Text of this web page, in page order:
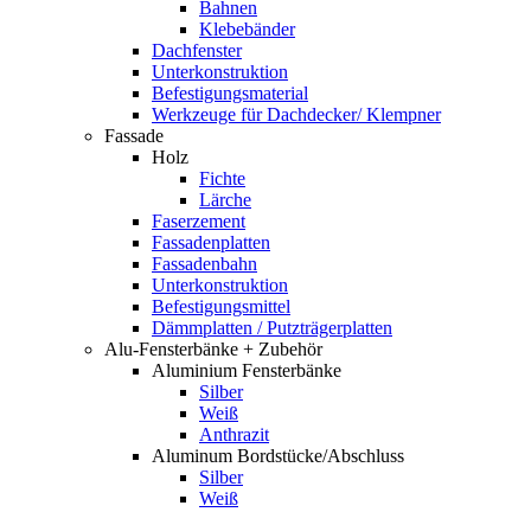
Bahnen
Klebebänder
Dachfenster
Unterkonstruktion
Befestigungsmaterial
Werkzeuge für Dachdecker/ Klempner
Fassade
Holz
Fichte
Lärche
Faserzement
Fassadenplatten
Fassadenbahn
Unterkonstruktion
Befestigungsmittel
Dämmplatten / Putzträgerplatten
Alu-Fensterbänke + Zubehör
Aluminium Fensterbänke
Silber
Weiß
Anthrazit
Aluminum Bordstücke/Abschluss
Silber
Weiß